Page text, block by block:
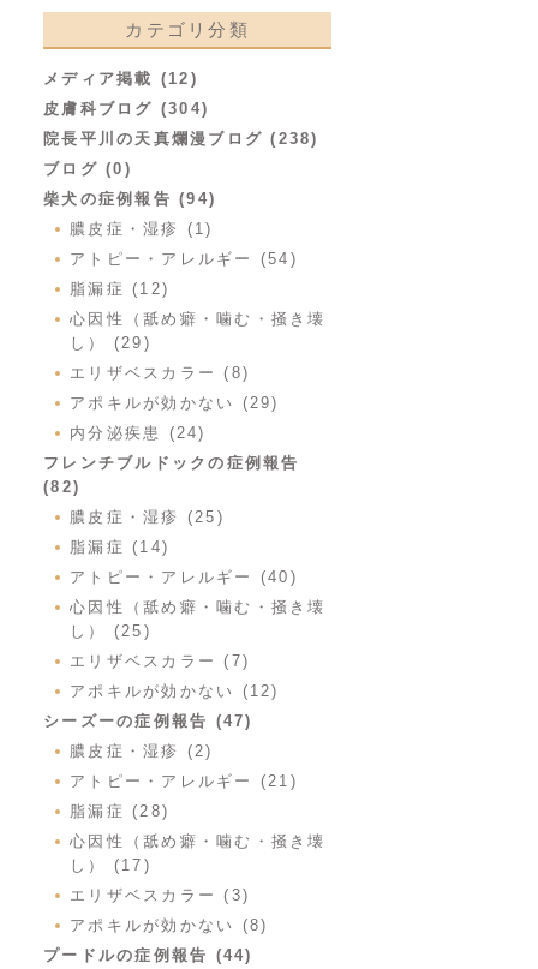
カテゴリ分類
メディア掲載 (12)
皮膚科ブログ (304)
院長平川の天真爛漫ブログ (238)
ブログ (0)
柴犬の症例報告 (94)
膿皮症・湿疹 (1)
アトピー・アレルギー (54)
脂漏症 (12)
心因性（舐め癖・噛む・掻き壊
し） (29)
エリザベスカラー (8)
アポキルが効かない (29)
内分泌疾患 (24)
フレンチブルドックの症例報告
(82)
膿皮症・湿疹 (25)
脂漏症 (14)
アトピー・アレルギー (40)
心因性（舐め癖・噛む・掻き壊
し） (25)
エリザベスカラー (7)
アポキルが効かない (12)
シーズーの症例報告 (47)
膿皮症・湿疹 (2)
アトピー・アレルギー (21)
脂漏症 (28)
心因性（舐め癖・噛む・掻き壊
し） (17)
エリザベスカラー (3)
アポキルが効かない (8)
プードルの症例報告 (44)